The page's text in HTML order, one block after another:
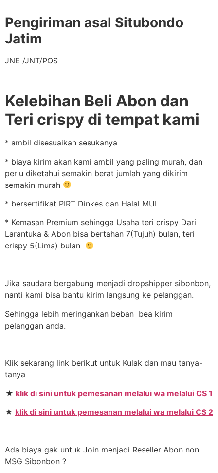
Pengiriman asal Situbondo
Jatim
JNE /JNT/POS
Kelebihan Beli Abon dan
Teri crispy di tempat kami
* ambil disesuaikan sesukanya
* biaya kirim akan kami ambil yang paling murah, dan
perlu diketahui semakin berat jumlah yang dikirim
semakin murah
* bersertifikat PIRT Dinkes dan Halal MUI
* Kemasan Premium sehingga Usaha teri crispy Dari
Larantuka & Abon bisa bertahan 7(Tujuh) bulan, teri
crispy 5(Lima) bulan
Jika saudara bergabung menjadi dropshipper sibonbon,
nanti kami bisa bantu kirim langsung ke pelanggan.
Sehingga lebih meringankan beban bea kirim
pelanggan anda.
Klik sekarang link berikut untuk Kulak dan mau tanya-
tanya
★ klik di sini untuk pemesanan melalui wa melalui CS 1
★ klik di sini untuk pemesanan melalui wa melalui CS 2
Ada biaya gak untuk Join menjadi Reseller Abon non
MSG Sibonbon ?